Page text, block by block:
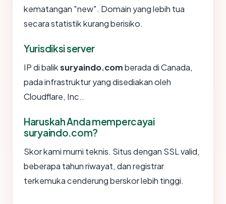
kematangan "new". Domain yang lebih tua
secara statistik kurang berisiko.
Yurisdiksi server
IP di baliksuryaindo.comberada di Canada,
pada infrastruktur yang disediakan oleh
Cloudflare, Inc..
Haruskah Anda mempercayai
suryaindo.com?
Skor kami murni teknis. Situs dengan SSL valid,
beberapa tahun riwayat, dan registrar
terkemuka cenderung berskor lebih tinggi.